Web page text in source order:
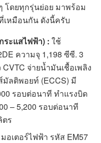
โดยทุกรุ่นย่อย มาพร้อม
เหมือนกัน ดังนี้ครับ
ระแสไฟฟ้า) : ใช้
ความจุ 1,198 ซีซี. 3
CVTC จ่ายน้ำมันเชื้อเพลิง
ลติพอยท์ (ECCS) มี
รอบต่อนาที ทำแรงบิด
– 5,200 รอบต่อนาที
ตร
มอเตอร์ไฟฟ้า รหัส EM57